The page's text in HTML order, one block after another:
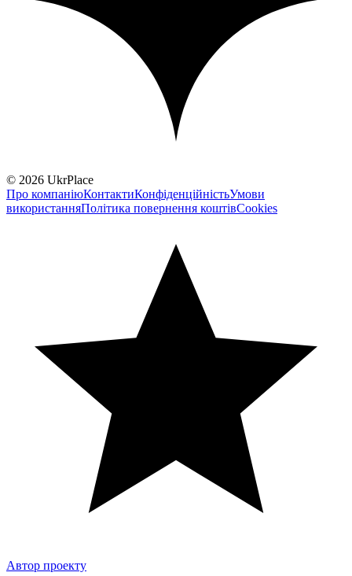
© 2026 UkrPlace
Про компаніюКонтактиКонфіденційністьУмови
використанняПолітика повернення коштівCookies
Автор проекту